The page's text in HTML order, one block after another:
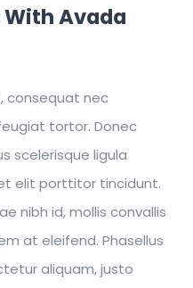
Avada
consequat nec
tortor. Donec
scelerisque ligula
elit porttitor tincidunt.
nibh id, mollis convallis
at eleifend. Phasellus
aliquam, justo